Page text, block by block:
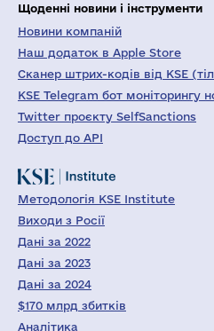
Щоденні новини і інструменти
Новини компаній
Наш додаток в Apple Store
Сканер штрих-кодів від KSE
KSE Telegram бот моніторингу
Twitter проєкту SelfSanctions
Доступ до API
Методологія KSE Institute
Виходи з Росії
Дані за 2022
Дані за 2023
Дані за 2024
$170 млрд збитків
Аналітика